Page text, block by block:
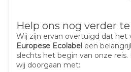
Help ons nog verder
Wij zijn ervan overtuigd dat het
Europese Ecolabel een
slechts het begin van onze
wij doorgaan met: